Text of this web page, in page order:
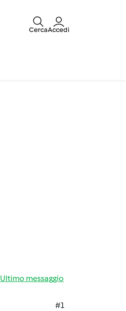
CercaAccedi
Ultimo messaggio
#1